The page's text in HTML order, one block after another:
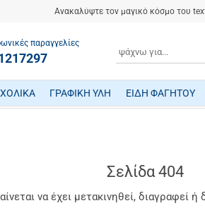
Ανακαλύψτε τον μαγικό κόσμο του
παραγγελίες
ΓΡΑΦΙΚΗ ΥΛΗ ΕΙΔΗ ΦΑΓΗΤΟΥ
Σελίδα 404
να έχει μετακινηθεί, διαγραφεί ή